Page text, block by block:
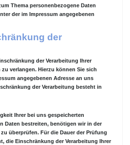
Thema personenbezogene Daten
der im Impressum angegebenen
der
der Verarbeitung Ihrer
verlangen. Hierzu können Sie sich
angegebenen Adresse an uns
der Verarbeitung besteht in
Ihrer bei uns gespeicherten
Daten bestreiten, benötigen wir in der
überprüfen. Für die Dauer der Prüfung
die Einschränkung der Verarbeitung Ihrer